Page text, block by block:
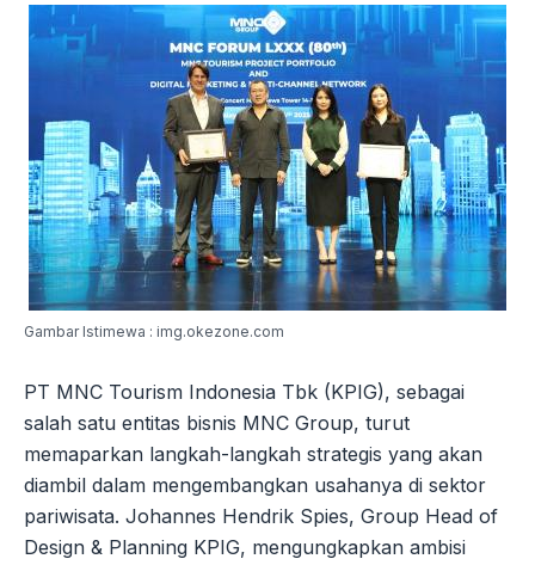
Gambar Istimewa : img.okezone.com
PT MNC Tourism Indonesia Tbk (KPIG), sebagai
salah satu entitas bisnis MNC Group, turut
memaparkan langkah-langkah strategis yang akan
diambil dalam mengembangkan usahanya di sektor
pariwisata. Johannes Hendrik Spies, Group Head of
Design & Planning KPIG, mengungkapkan ambisi